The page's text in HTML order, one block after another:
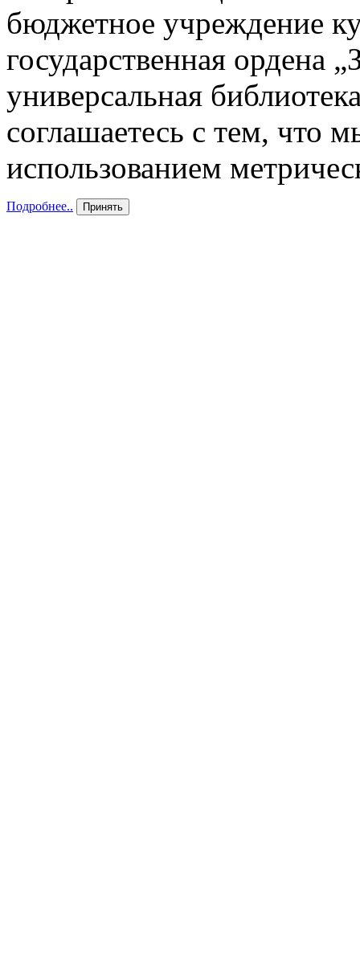
бюджетное учреждение
государственная ордена
универсальная
соглашаетесь с тем, что
использованием
Подробнее.. Принять